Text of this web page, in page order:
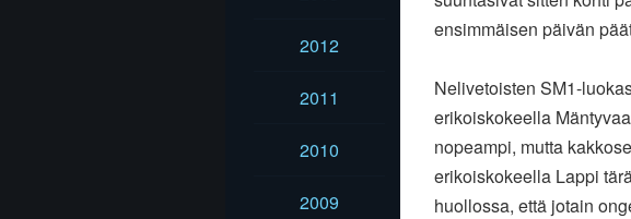
2012
2011
2010
2009
ensimmäisen päivän
Nelivetoisten SM1-
erikoiskokeella
nopeampi, mutta
erikoiskokeella Lappi
huollossa, että jotain